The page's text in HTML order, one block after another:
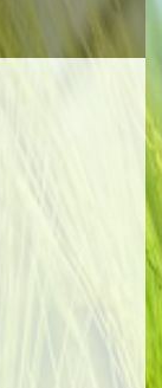
Natura
Natura
kg